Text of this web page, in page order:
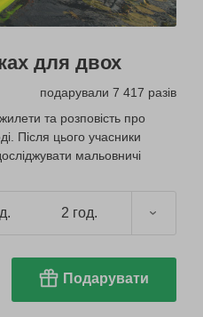
для двох
подарували 7 417 разів
та розповість про
Після цього учасники
мальовничі
2 год.
Подарувати